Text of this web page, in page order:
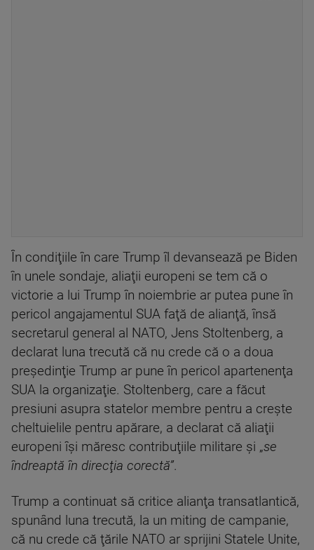
În condiţiile în care Trump îl devansează pe Biden
în unele sondaje, aliaţii europeni se tem că o
victorie a lui Trump în noiembrie ar putea pune în
pericol angajamentul SUA faţă de alianţă, însă
secretarul general al NATO, Jens Stoltenberg, a
declarat luna trecută că nu crede că o a doua
preşedinţie Trump ar pune în pericol apartenenţa
SUA la organizaţie. Stoltenberg, care a făcut
presiuni asupra statelor membre pentru a creşte
cheltuielile pentru apărare, a declarat că aliaţii
europeni îşi măresc contribuţiile militare şi „se
îndreaptă în direcţia corectă”.
Trump a continuat să critice alianţa transatlantică,
spunând luna trecută, la un miting de campanie,
că nu crede că ţările NATO ar sprijini Statele Unite,